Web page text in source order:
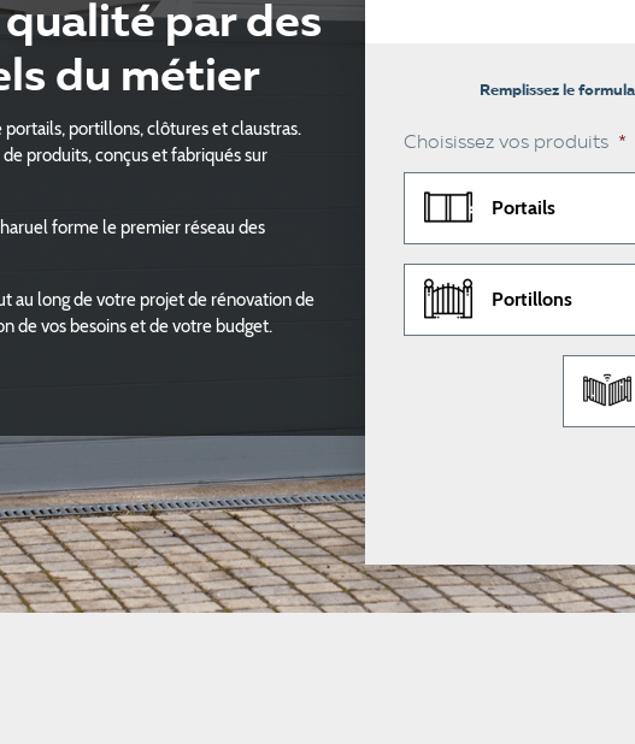
par des
du métier
portillons, clôtures et claustras.
produits, conçus et fabriqués sur
forme le premier réseau des
au long de votre projet de rénovation de
de vos besoins et de votre budget.
Remplissez le
Choisissez vos produits *
Portails
Portillons